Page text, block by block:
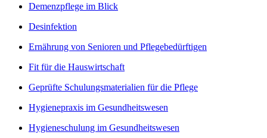
Demenzpflege im Blick
Desinfektion
Ernährung von Senioren und Pflegebedürftigen
Fit für die Hauswirtschaft
Geprüfte Schulungsmaterialien für die Pflege
Hygienepraxis im Gesundheitswesen
Hygieneschulung im Gesundheitswesen